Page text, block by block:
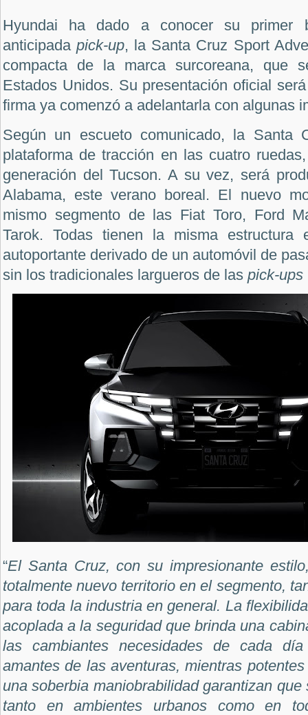
Hyundai ha dado a conocer su primer
anticipadapick-up, la Santa Cruz Sport
compacta de la marca surcoreana, que
Estados Unidos. Su presentación oficial
firma ya comenzó a adelantarla con algunas
Según un escueto comunicado, la Santa
plataforma de tracción en las cuatro
generación del Tucson. A su vez, será
Alabama, este verano boreal. El nuevo
mismo segmento de las Fiat Toro, Ford
Tarok. Todas tienen la misma estructura
autoportante derivado de un automóvil de
sin los tradicionales largueros de las pick-ups
“El Santa Cruz, con su impresionante
totalmente nuevo territorio en el segmento,
para toda la industria en general. La
acoplada a la seguridad que brinda una
las cambiantes necesidades de cada
amantes de las aventuras, mientras
una soberbia maniobrabilidad garantizan
tanto en ambientes urbanos como en